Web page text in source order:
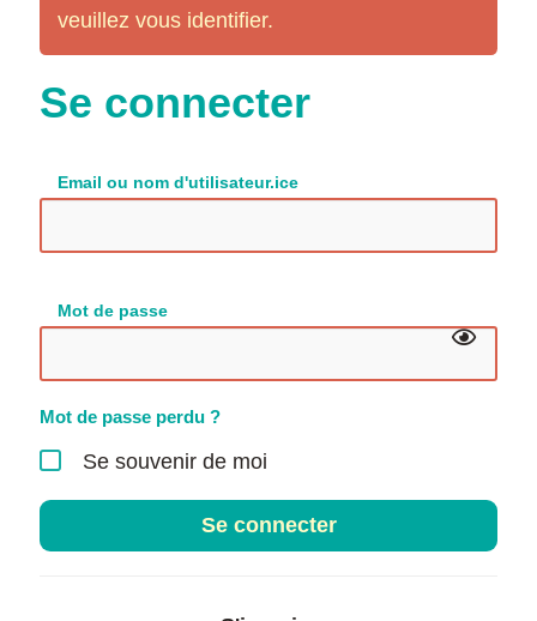
veuillez vous identifier.
Se connecter
Email ou nom d'utilisateur.ice
Mot de passe
Mot de passe perdu ?
Se souvenir de moi
Se connecter